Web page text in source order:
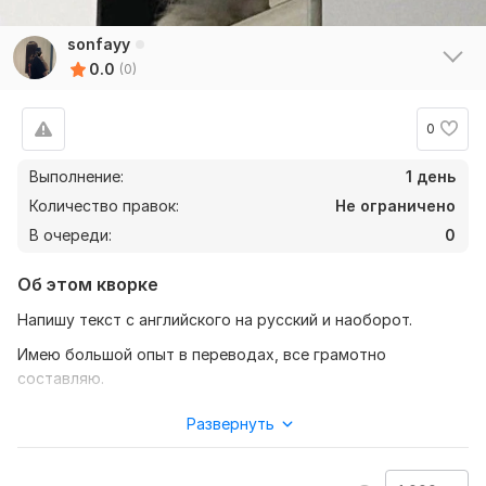
sonfayy
0.0 (0)
0
Выполнение:
1 день
Количество правок:
Не ограничено
В очереди:
0
Об этом кворке
Напишу текст с английского на русский и наоборот.
Имею большой опыт в переводах, все грамотно
составляю.
текст ( желательно в формате документа ), а так же
Развернуть